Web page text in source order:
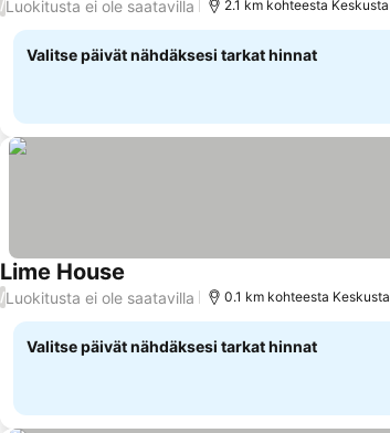
/Luokitusta ei ole saatavilla 2.1 km kohteesta Keskusta
Valitse päivät nähdäksesi tarkat hinnat
Lime House
/Luokitusta ei ole saatavilla 0.1 km kohteesta Keskusta
Valitse päivät nähdäksesi tarkat hinnat